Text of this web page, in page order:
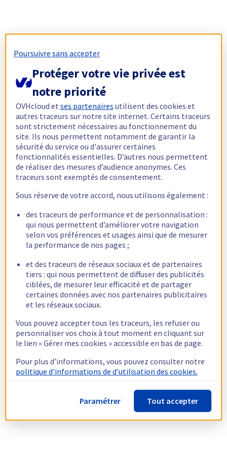
Poursuivre sans accepter
Protéger votre vie privée est
notre priorité
OVHcloud etses partenaires utilisent des cookies et
autres traceurs sur notre site internet. Certains traceurs
sont strictement nécessaires au fonctionnement du
site. Ils nous permettent notamment de garantir la
sécurité du service ou d'assurer certaines
fonctionnalités essentielles. D’autres nous permettent
de réaliser des mesures d’audience anonymes. Ces
traceurs sont exemptés de consentement.
Sous réserve de votre accord, nous utilisons également :
des traceurs de performance et de personnalisation :
qui nous permettent d’améliorer votre navigation
selon vos préférences et usages ainsi que de mesurer
la performance de nos pages ;
et des traceurs de réseaux sociaux et de partenaires
tiers : qui nous permettent de diffuser des publicités
ciblées, de mesurer leur efficacité et de partager
certaines données avec nos partenaires publicitaires
et les réseaux sociaux.
Vous pouvez accepter tous les traceurs, les refuser ou
personnaliser vos choix à tout moment en cliquant sur
le lien « Gérer mes cookies » accessible en bas de page.
Pour plus d’informations, vous pouvez consulter notre
politique d'informations de d'utilisation des cookies.
Paramétrer Tout accepter